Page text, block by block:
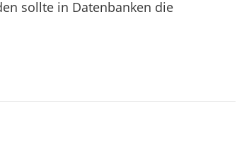
sollte in Datenbanken die